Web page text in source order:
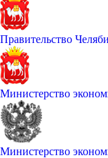
Правительство
Министерство
Министерство